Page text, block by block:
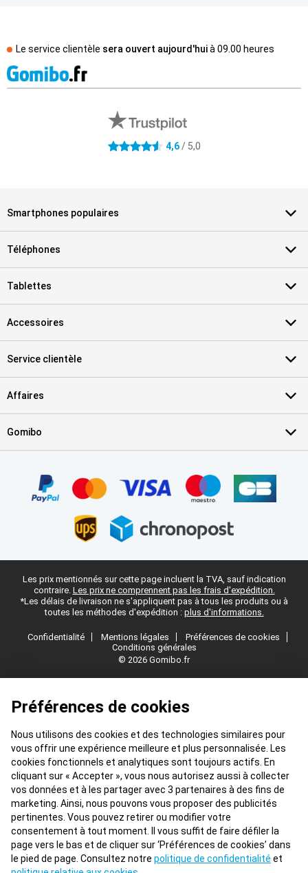
Préférences de cookies
Nous utilisons des cookies et des technologies similaires pour
vous offrir une expérience meilleure et plus personnalisée. Les
cookies fonctionnels et analytiques sont toujours actifs. En
cliquant sur « Accepter », vous nous autorisez aussi à collecter
vos données et à les partager avec 3 partenaires à des fins de
marketing. Ainsi, nous pouvons vous proposer des publicités
pertinentes. Vous pouvez retirer ou modifier votre
consentement à tout moment. Il vous suffit de faire défiler la
page vers le bas et de cliquer sur ‘Préférences de cookies’ dans
le pied de page. Consultez notre politique de confidentialité et
Le service clientèle sera ouvert aujourd'huià 09.00 heures
4.6 étoiles 4,6/ 5,0
Smartphones populaires
Téléphones
Tablettes
Accessoires
Service clientèle
Affaires
Gomibo
Les prix mentionnés sur cette page incluent la TVA, sauf indication
contraire. Les prix ne comprennent pas les frais d'expédition.
*Les délais de livraison ne s'appliquent pas à tous les produits ou à
toutes les méthodes d'expédition : plus d'informations.
Confidentialité Mentions légales
Préférences de cookies
Conditions générales
© 2026 Gomibo.fr